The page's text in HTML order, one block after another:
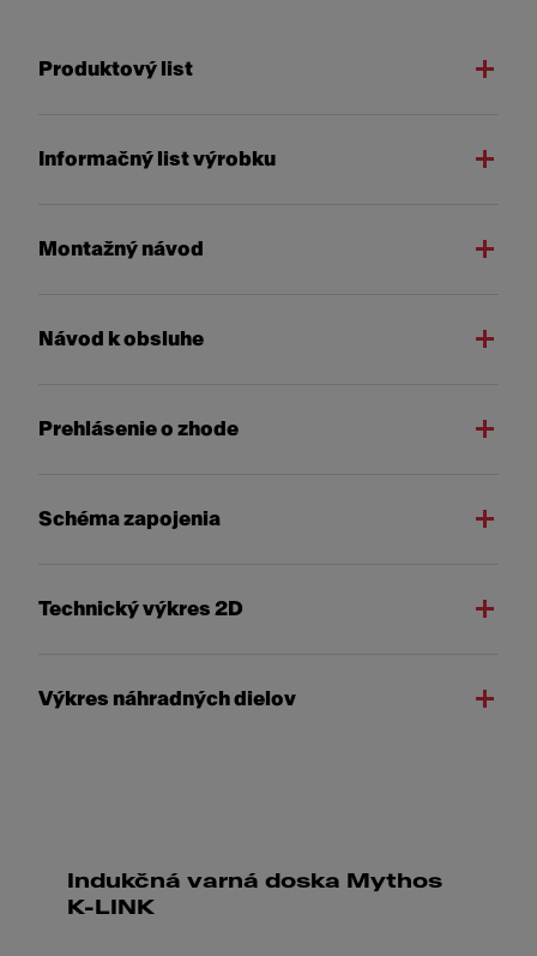
Produktový list
Informačný list výrobku
Montažný návod
Návod k obsluhe
Prehlásenie o zhode
Schéma zapojenia
Technický výkres 2D
Výkres náhradných dielov
Indukčná varná doska Mythos
K-LINK